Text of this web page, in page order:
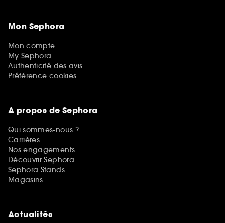
Mon Sephora
Mon compte
My Sephora
Authenticité des avis
Préférence cookies
A propos de Sephora
Qui sommes-nous ?
Carrières
Nos engagements
Découvrir Sephora
Sephora Stands
Magasins
Actualités